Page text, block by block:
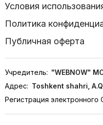
Условия
Политика
Публичная оферта
Учредитель: "WEBNOW"
Адрес: Toshkent shahri,
Регистрация электронного